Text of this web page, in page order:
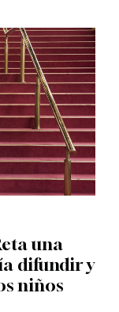
una
difundir y
niños